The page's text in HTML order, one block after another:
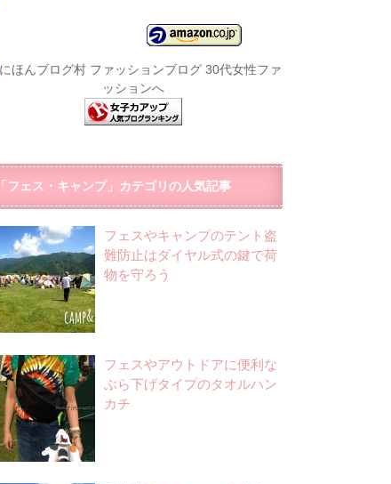
「フェス・キャンプ」カテゴリの人気記事
フェスやキャンプのテント盗
難防止はダイヤル式の鍵で荷
物を守ろう
フェスやアウトドアに便利な
ぶら下げタイプのタオルハン
カチ